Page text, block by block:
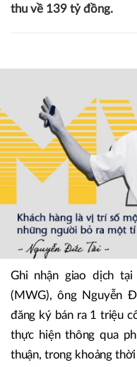
thu về 139 tỷ đồng.
Ghi nhận giao dịch
(MWG), ông Nguyễn
đăng ký bán ra 1 triệu
thực hiện thông qua
thuận, trong khoảng